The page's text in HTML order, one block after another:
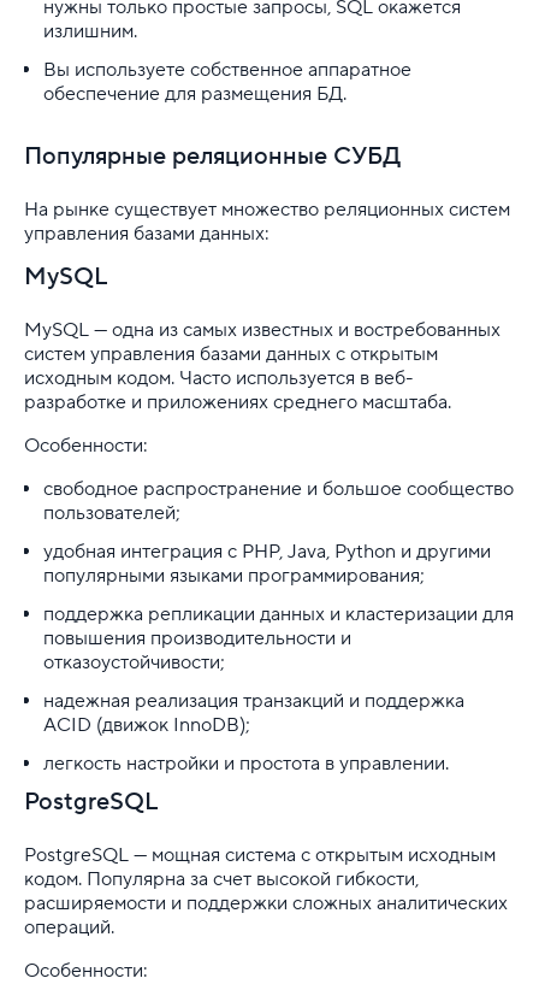
нужны только простые запросы, SQL окажется
излишним.
Вы используете собственное аппаратное
обеспечение для размещения БД.
Популярные реляционные СУБД
На рынке существует множество реляционных систем
управления базами данных:
MySQL
MySQL — одна из самых известных и востребованных
систем управления базами данных с открытым
исходным кодом. Часто используется в веб-
разработке и приложениях среднего масштаба.
Особенности:
свободное распространение и большое сообщество
пользователей;
удобная интеграция с PHP, Java, Python и другими
популярными языками программирования;
поддержка репликации данных и кластеризации для
повышения производительности и
отказоустойчивости;
надежная реализация транзакций и поддержка
ACID (движок InnoDB);
легкость настройки и простота в управлении.
PostgreSQL
PostgreSQL — мощная система с открытым исходным
кодом. Популярна за счет высокой гибкости,
расширяемости и поддержки сложных аналитических
операций.
Особенности: